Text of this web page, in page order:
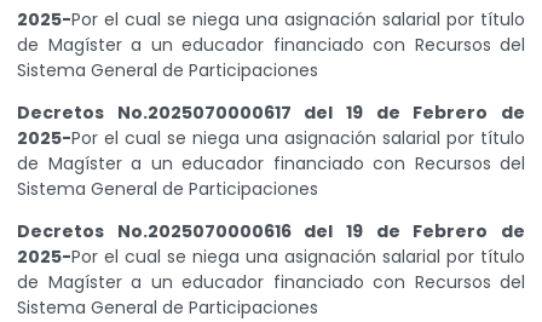
2025-Por el cual se niega una asignación salarial por título
de Magíster a un educador financiado con Recursos del
Sistema General de Participaciones
Decretos No.2025070000617 del 19 de Febrero de
2025-Por el cual se niega una asignación salarial por título
de Magíster a un educador financiado con Recursos del
Sistema General de Participaciones
Decretos No.2025070000616 del 19 de Febrero de
2025-Por el cual se niega una asignación salarial por título
de Magíster a un educador financiado con Recursos del
Sistema General de Participaciones